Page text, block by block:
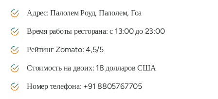
Адрес: Палолем Роуд, Палолем, Гоа
Время работы ресторана: с 13:00 до 23:00
Рейтинг Zomato: 4,5/5
Стоимость на двоих: 18 долларов США
Номер телефона: +91 8805767705